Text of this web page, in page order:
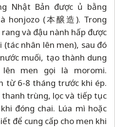
Nhật Bản được ủ bằng
honjozo (本醸造). Trong
và đậu nành hấp được
nhân lên men), sau đó
muối, tạo thành dung
men gọi là moromi.
từ 6-8 tháng trước khi ép.
trùng, lọc và tiếp tục
đóng chai. Lúa mì hoặc
để cung cấp cho men khi